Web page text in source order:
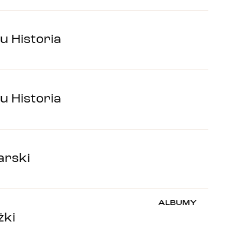
Historia
Historia
ALBUMY